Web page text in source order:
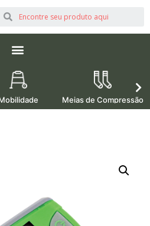
Meias de Compressão